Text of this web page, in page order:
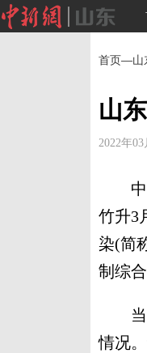
首页—山
山
2022年
中新
竹升3
染(简
制综
当天
情况